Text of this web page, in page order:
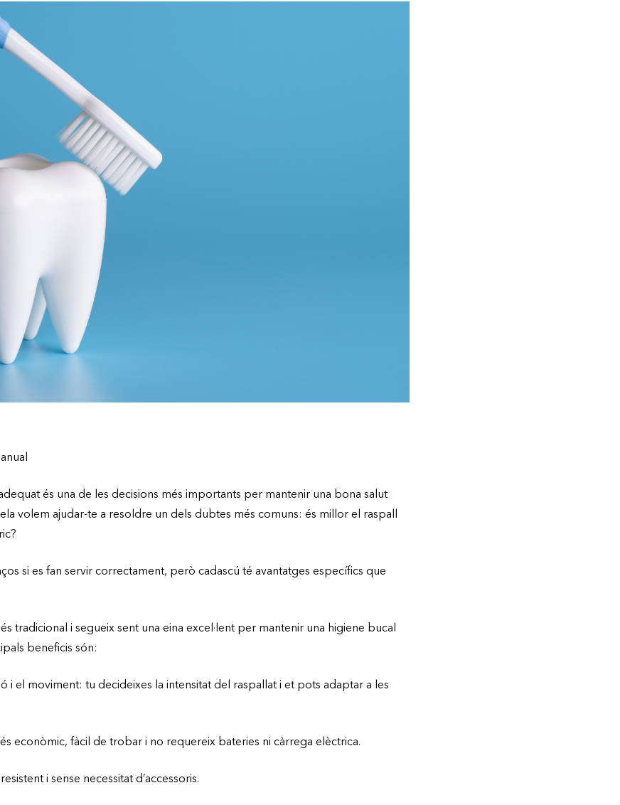
és una de les decisions més importants per mantenir una bona salut
volem ajudar-te a resoldre un dels dubtes més comuns: és millor el raspall
si es fan servir correctament, però cadascú té avantatges específics que
tradicional i segueix sent una eina excel·lent per mantenir una higiene bucal
beneficis són:
i el moviment: tu decideixes la intensitat del raspallat i et pots adaptar a les
econòmic, fàcil de trobar i no requereix bateries ni càrrega elèctrica.
i sense necessitat d’accessoris.